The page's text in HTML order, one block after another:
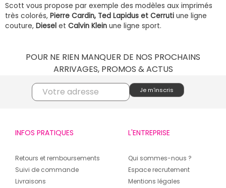
Scott vous propose par exemple des modèles aux imprimés
très colorés, Pierre Cardin, Ted Lapidus et Cerruti une ligne
couture, Diesel et Calvin Klein une ligne sport.
POUR NE RIEN MANQUER DE NOS PROCHAINS
ARRIVAGES, PROMOS & ACTUS
INFOS PRATIQUES
Retours et remboursements
Suivi de commande
Livraisons
L'ENTREPRISE
Qui sommes-nous ?
Espace recrutement
Mentions légales